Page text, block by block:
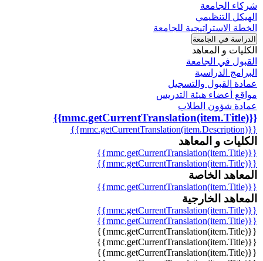
شركاء الجامعة
الهيكل التنظيمي
الخطة الاستراتيجية للجامعة
الدراسة في الجامعة
الكليات و المعاهد
القبول في الجامعة
البرامج الدراسية
عمادة القبول والتسجيل
مواقع أعضاء هيئة التدريس
عمادة شؤون الطلاب
{{mmc.getCurrentTranslation(item.Title)}}
{{mmc.getCurrentTranslation(item.Description)}}
الكليات و المعاهد
{{mmc.getCurrentTranslation(item.Title)}}
{{mmc.getCurrentTranslation(item.Title)}}
المعاهد الخاصة
{{mmc.getCurrentTranslation(item.Title)}}
المعاهد الخارجية
{{mmc.getCurrentTranslation(item.Title)}}
{{mmc.getCurrentTranslation(item.Title)}}
{{mmc.getCurrentTranslation(item.Title)}}
{{mmc.getCurrentTranslation(item.Title)}}
{{mmc.getCurrentTranslation(item.Title)}}